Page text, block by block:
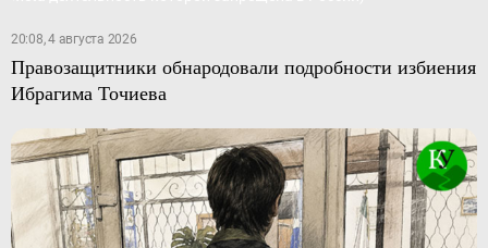
20:08, 4 августа 2026
Правозащитники обнародовали подробности избиения
Ибрагима Точиева